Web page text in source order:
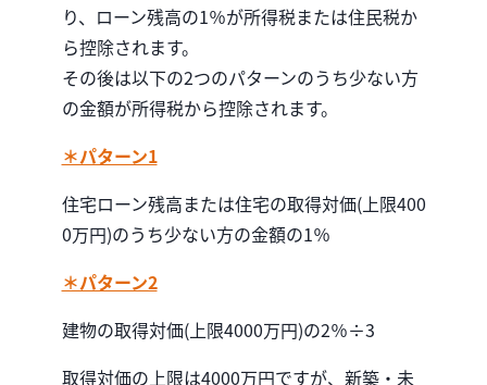
り、ローン残高の1％が所得税または住民税か
ら控除されます。
その後は以下の2つのパターンのうち少ない方
の金額が所得税から控除されます。
＊パターン1
住宅ローン残高または住宅の取得対価(上限400
0万円)のうち少ない方の金額の1％
＊パターン2
建物の取得対価(上限4000万円)の2％÷3
取得対価の上限は4000万円ですが、新築・未